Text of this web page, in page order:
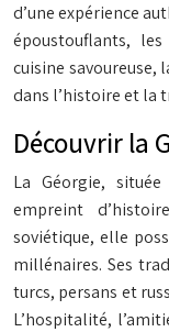
d’une expérience
époustouflants,
cuisine savoureuse,
dans l’histoire et la
Découvrir la
La Géorgie,
empreint
soviétique, elle
millénaires. Ses
turcs, persans et
L’hospitalité,